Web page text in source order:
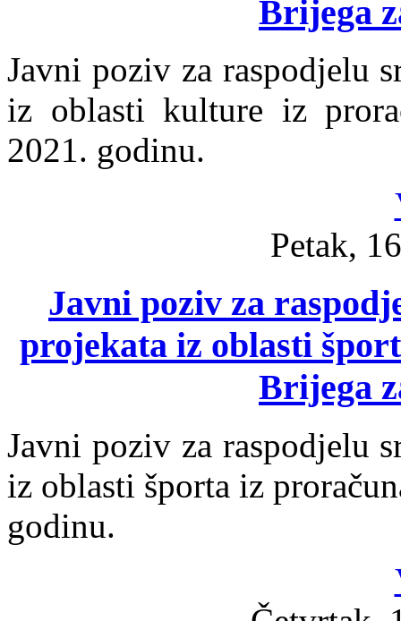
Brijega
Javni poziv za raspodjelu
iz oblasti kulture iz
2021. godinu.
Petak,
Javni poziv za
projekata iz oblasti
Brijega
Javni poziv za raspodjelu
iz oblasti športa iz
godinu.